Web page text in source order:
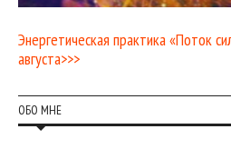
Энергетическая практика «Поток
августа>>>
ОБО МНЕ